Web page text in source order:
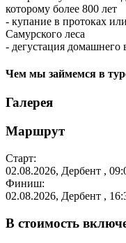
которому более 800 лет
- купание в протоках
Самурского леса
- дегустация домашнего
Чем мы займемся в
Галерея
Маршрут
Старт:
02.08.2026, Дербент ,
Финиш:
02.08.2026, Дербент ,
В стоимость